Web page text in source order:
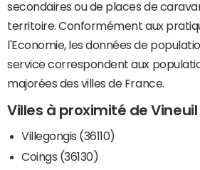
secondaires ou de places de
territoire. Conformément aux
l'Economie, les données de
service correspondent aux
majorées des villes de France.
Villes à proximité de Vineuil
Villegongis (36110)
Coings (36130)